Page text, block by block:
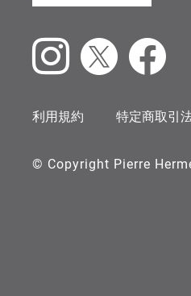
利用規約 特定商取引
© Copyright Pierre